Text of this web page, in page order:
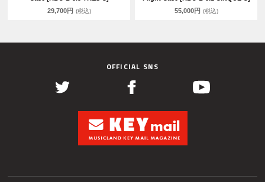
29,700円 (税込)
55,000円 (税込)
OFFICIAL SNS